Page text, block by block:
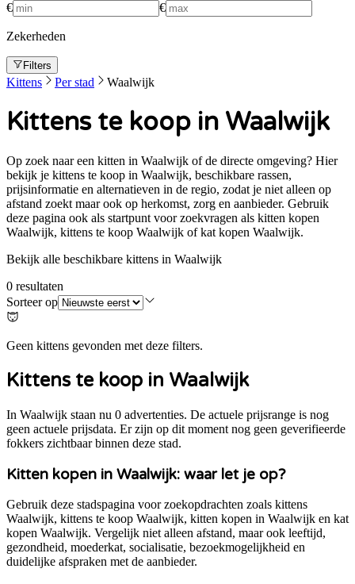
€ €
Zekerheden
Filters
Kittens Per stad Waalwijk
Kittens te koop in Waalwijk
Op zoek naar een kitten in Waalwijk of de directe omgeving? Hier
bekijk je kittens te koop in Waalwijk, beschikbare rassen,
prijsinformatie en alternatieven in de regio, zodat je niet alleen op
afstand zoekt maar ook op herkomst, zorg en aanbieder. Gebruik
deze pagina ook als startpunt voor zoekvragen als kitten kopen
Waalwijk, kittens te koop Waalwijk of kat kopen Waalwijk.
Bekijk alle beschikbare kittens in Waalwijk
0 resultaten
Sorteer op
Geen kittens gevonden met deze filters.
Kittens te koop in Waalwijk
In Waalwijk staan nu 0 advertenties. De actuele prijsrange is nog
geen actuele prijsdata. Er zijn op dit moment nog geen geverifieerde
fokkers zichtbaar binnen deze stad.
Kitten kopen in Waalwijk: waar let je op?
Gebruik deze stadspagina voor zoekopdrachten zoals kittens
Waalwijk, kittens te koop Waalwijk, kitten kopen in Waalwijk en kat
kopen Waalwijk. Vergelijk niet alleen afstand, maar ook leeftijd,
gezondheid, moederkat, socialisatie, bezoekmogelijkheid en
duidelijke afspraken met de aanbieder.